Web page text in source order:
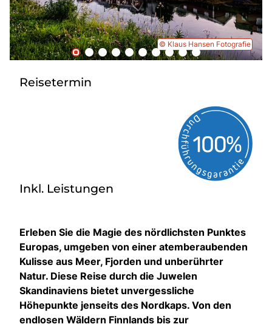
© Klaus Hansen Fotografie
Reisetermin
Inkl. Leistungen
Erleben Sie die Magie des nördlichsten Punktes
Europas, umgeben von einer atemberaubenden
Kulisse aus Meer, Fjorden und unberührter
Natur. Diese Reise durch die Juwelen
Skandinaviens bietet unvergessliche
Höhepunkte jenseits des Nordkaps. Von den
endlosen Wäldern Finnlands bis zur